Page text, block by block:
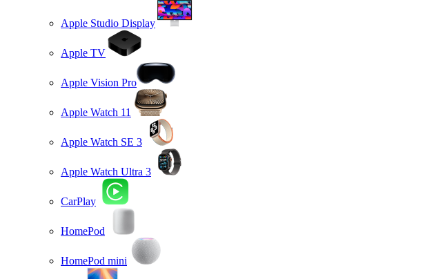
Apple Studio Display
Apple TV
Apple Vision Pro
Apple Watch 11
Apple Watch SE 3
Apple Watch Ultra 3
CarPlay
HomePod
HomePod mini